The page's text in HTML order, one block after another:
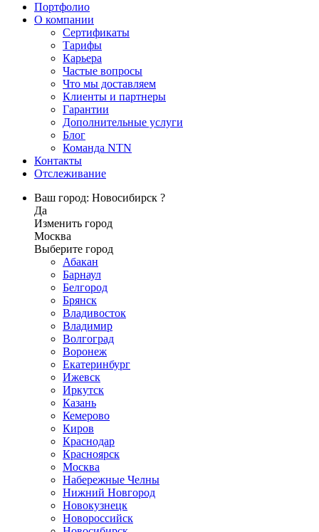
Портфолио
О компании
Сертификаты
Тарифы
Карьера
Частые вопросы
Что мы доставляем
Клиенты и партнеры
Гарантии
Дополнительные услуги
Блог
Команда NTN
Контакты
Отслеживание
Ваш город: Новосибирск ?
Да
Изменить город
Москва
Выберите город
Абакан
Барнаул
Белгород
Брянск
Владивосток
Владимир
Волгоград
Воронеж
Екатеринбург
Ижевск
Иркутск
Казань
Кемерово
Киров
Краснодар
Красноярск
Москва
Набережные Челны
Нижний Новгород
Новокузнецк
Новороссийск